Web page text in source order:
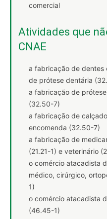
comercial
Atividades que
CNAE
a fabricação de dentes
de prótese dentária
a fabricação de
(32.50-7)
a fabricação de
encomenda (32.50-7)
a fabricação de
(21.21-1) e veterinário
o comércio atacadista
médico, cirúrgico,
1)
o comércio atacadista
(46.45-1)